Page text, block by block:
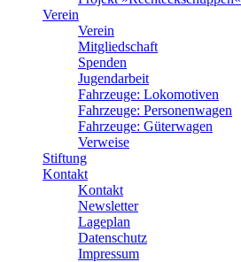
Verein
Verein
Mitgliedschaft
Spenden
Jugendarbeit
Fahrzeuge: Lokomotiven
Fahrzeuge: Personenwagen
Fahrzeuge: Güterwagen
Verweise
Stiftung
Kontakt
Kontakt
Newsletter
Lageplan
Datenschutz
Impressum